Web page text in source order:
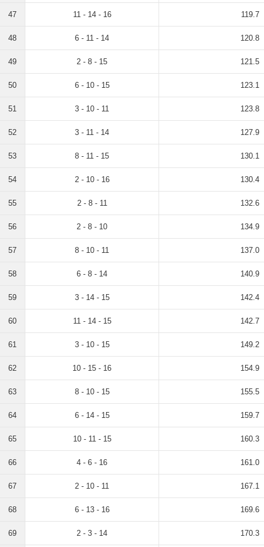
47 11 - 14 - 16 119.7
48 6 - 11 - 14 120.8
49 2 - 8 - 15 121.5
50 6 - 10 - 15 123.1
51 3 - 10 - 11 123.8
52 3 - 11 - 14 127.9
53 8 - 11 - 15 130.1
54 2 - 10 - 16 130.4
55 2 - 8 - 11 132.6
56 2 - 8 - 10 134.9
57 8 - 10 - 11 137.0
58 6 - 8 - 14 140.9
59 3 - 14 - 15 142.4
60 11 - 14 - 15 142.7
61 3 - 10 - 15 149.2
62 10 - 15 - 16 154.9
63 8 - 10 - 15 155.5
64 6 - 14 - 15 159.7
65 10 - 11 - 15 160.3
66 4 - 6 - 16 161.0
67 2 - 10 - 11 167.1
68 6 - 13 - 16 169.6
69 2 - 3 - 14 170.3